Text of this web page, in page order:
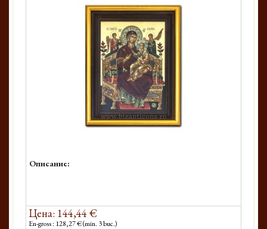
Описание:
Цена: 144,44 €
En-gross : 128,27 € (min. 3 buc.)